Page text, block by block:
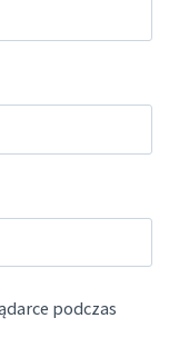
podczas